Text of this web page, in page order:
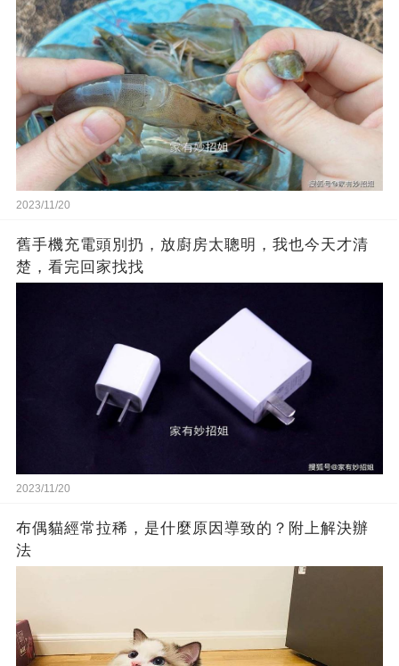
2023/11/20
舊手機充電頭別扔，放廚房太聰明，我也今天才清
楚，看完回家找找
2023/11/20
布偶貓經常拉稀，是什麼原因導致的？附上解決辦
法